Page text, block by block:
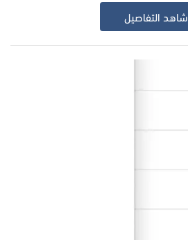
شاهد التفاصيل